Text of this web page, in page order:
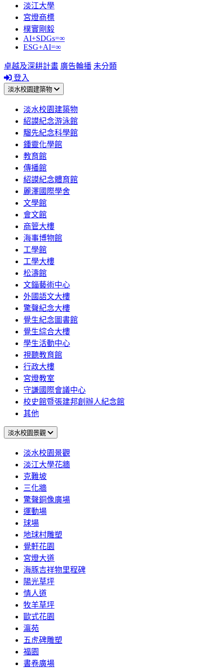
淡江大學
宮燈商標
樸實剛毅
AI+SDGs=∞
ESG+AI=∞
卓越及深耕計畫 廣告輪播 未分類
登入
淡水校園建築物
淡水校園建築物
紹謨紀念游泳館
騮先紀念科學館
鍾靈化學館
教育館
傳播館
紹謨紀念體育館
麗澤國際學舍
文學館
會文館
商管大樓
海事博物館
工學館
工學大樓
松濤館
文錙藝術中心
外國語文大樓
驚聲紀念大樓
覺生紀念圖書館
覺生綜合大樓
學生活動中心
視聽教育館
行政大樓
宮燈教室
守謙國際會議中心
校史館暨張建邦創辦人紀念館
其他
淡水校園景觀
淡水校園景觀
淡江大學花牆
克難坡
三化牆
驚聲銅像廣場
運動場
球場
地球村雕塑
覺軒花園
宮燈大道
海豚吉祥物里程碑
陽光草坪
情人道
牧羊草坪
歐式花園
瀛苑
五虎碑雕塑
福園
書卷廣場